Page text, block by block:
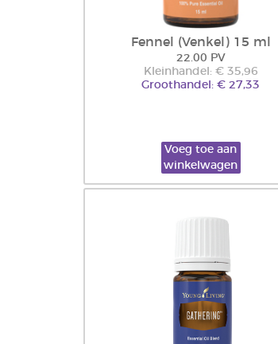
Fennel (Venkel) 15 ml
22.00 PV
Kleinhandel: € 35,96
Groothandel: € 27,33
Voeg toe aan
winkelwagen